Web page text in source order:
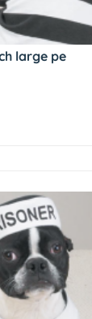
large pe